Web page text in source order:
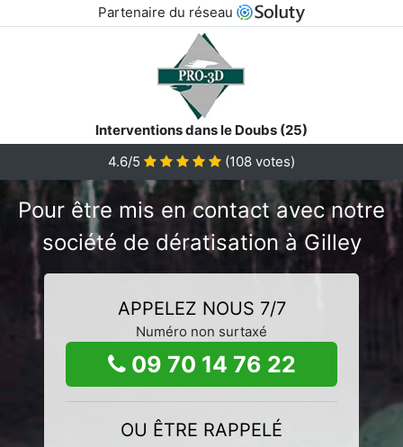
Partenaire du réseau
Interventions dans le Doubs (25)
4.6/5
(108 votes)
Pour être mis en contact avec notre
société de dératisation à Gilley
APPELEZ NOUS 7/7
Numéro non surtaxé
09 70 14 76 22
OU ÊTRE RAPPELÉ